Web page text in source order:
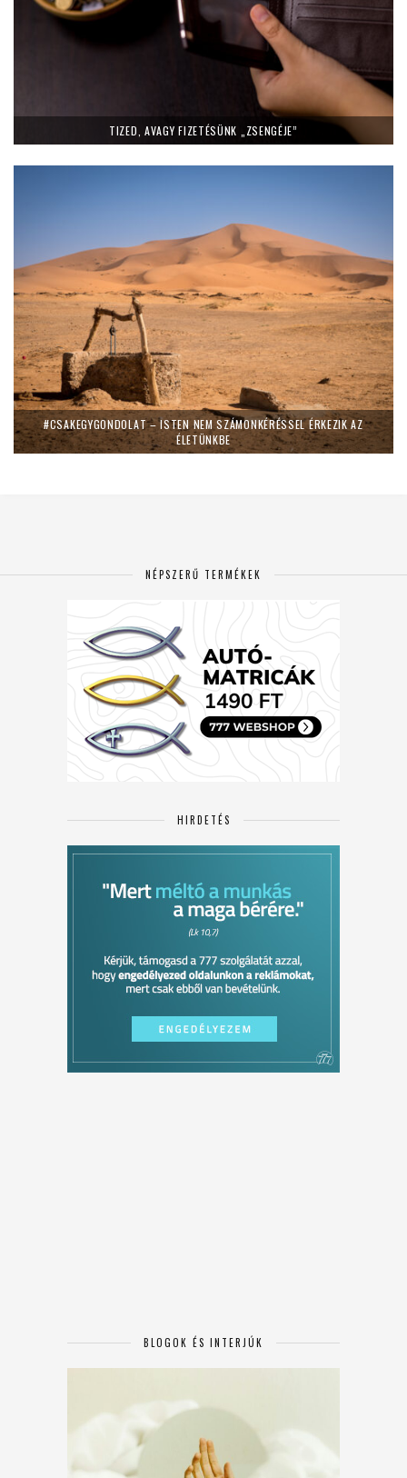
TIZED, AVAGY FIZETÉSÜNK „ZSENGÉJE”
#CSAKEGYGONDOLAT – ISTEN NEM SZÁMONKÉRÉSSEL ÉRKEZIK AZ
ÉLETÜNKBE
NÉPSZERŰ TERMÉKEK
HIRDETÉS
BLOGOK ÉS INTERJÚK